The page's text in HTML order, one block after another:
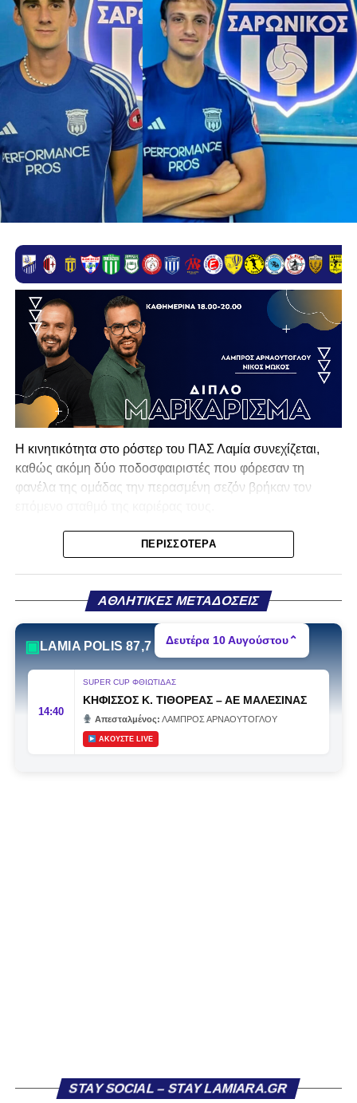
Η κινητικότητα στο ρόστερ του ΠΑΣ Λαμία συνεχίζεται,
καθώς ακόμη δύο ποδοσφαιριστές που φόρεσαν τη
φανέλα της ομάδας την περασμένη σεζόν βρήκαν τον
Ο λόγος για τον Βασίλη Τρούμπουλο και τον Χρυσόστομο
Στάγκο, οι οποίοι θα συνεχίσουν μαζί την ποδοσφαιρική
να ανακοινώνει επίσημα την απόκτησή τους.
Ιδιαίτερο ενδιαφέρον παρουσιάζει η περίπτωση του
Βασίλη Τρούμπουλου, ο οποίος βρέθηκε στο στόχαστρο
αρκετών ομάδων το φετινό καλοκαίρι. Ανάμεσα στους
του ήταν η Κόρινθος και ο Ιωνικός, με την ομάδα της
Κορίνθου να εμφανίζεται για μεγάλο χρονικό διάστημα ως
το φαβορί για την υπογραφή του. Ωστόσο, η εξέλιξη ήταν
επίσης σε Εθνικό και Ζάκυνθο. Ξεκίνησε την καριέρα του
από τα τμήματα υποδομής του ΠΑΣ Λαμία, φτάνοντας
ΠΕΡΙΣΣΌΤΕΡΑ
ΑΘΛΗΤΙΚΕΣ ΜΕΤΑΔΟΣΕΙΣ
▣LAMIA POLIS 87,7 Δευτέρα 10 Αυγούστου⌃
14:40
SUPER CUP ΦΘΙΩΤΙΔΑΣ
ΚΗΦΙΣΣΟΣ Κ. ΤΙΘΟΡΕΑΣ –ΑΕ ΜΑΛΕΣΙΝΑΣ
Απεσταλμένος: ΛΑΜΠΡΟΣ ΑΡΝΑΟΥΤΟΓΛΟΥ
ΑΚΟΥΣΤΕ LIVE
STAY SOCIAL – STAY LAMIARA.GR